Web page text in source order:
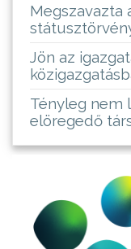
Megszavazta
Jön az
Tényleg nem
elöregedő